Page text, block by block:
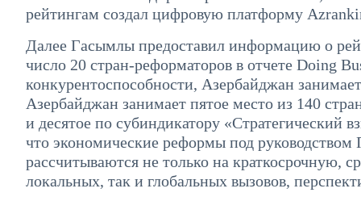
рейтингам создал цифровую платформу
Далее Гасымлы предоставил информацию о
число 20 стран-реформаторов в отчете Doing
конкурентоспособности, Азербайджан
Азербайджан занимает пятое место из 140
и десятое по субиндикатору «Стратегический
что экономические реформы под
рассчитываются не только на краткосрочную,
локальных, так и глобальных вызовов,